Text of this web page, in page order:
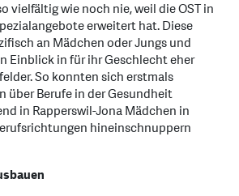
vielfältig wie noch nie, weil die OST in
erweitert hat. Diese
an Mädchen oder Jungs und
Einblick in für ihr Geschlecht eher
So konnten sich erstmals
über Berufe in der Gesundheit
in Rapperswil-Jona Mädchen in
hineinschnuppern